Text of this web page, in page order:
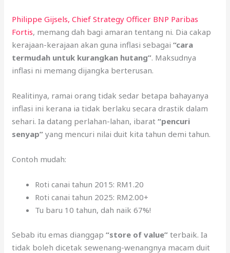
Philippe Gijsels, Chief Strategy Officer BNP Paribas
Fortis, memang dah bagi amaran tentang ni. Dia cakap
kerajaan-kerajaan akan guna inflasi sebagai“cara
termudah untuk kurangkan hutang”. Maksudnya
inflasi ni memang dijangka berterusan.
Realitinya, ramai orang tidak sedar betapa bahayanya
inflasi ini kerana ia tidak berlaku secara drastik dalam
sehari. Ia datang perlahan-lahan, ibarat“pencuri
senyap” yang mencuri nilai duit kita tahun demi tahun.
Contoh mudah:
Roti canai tahun 2015: RM1.20
Roti canai tahun 2025: RM2.00+
Tu baru 10 tahun, dah naik 67%!
Sebab itu emas dianggap“store of value” terbaik. Ia
tidak boleh dicetak sewenang-wenangnya macam duit